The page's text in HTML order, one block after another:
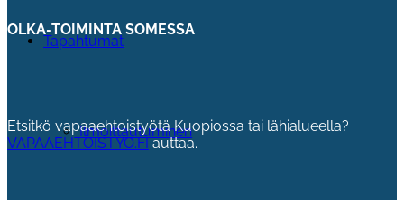
Tapahtumat
Ilmoittautuminen
OLKA-TOIMINTA SOMESSA
Etsitkö vapaaehtoistyötä Kuopiossa tai lähialueella?
VAPAAEHTOISTYO.FIauttaa.